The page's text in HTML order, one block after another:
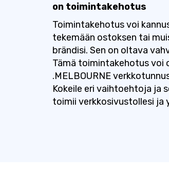
on toimintakehotus
Toimintakehotus voi
tekemään ostoksen tai
brändisi. Sen on oltava
Tämä toimintakehotus voi
.MELBOURNE
Kokeile eri vaihtoehtoja ja
toimii verkkosivustollesi ja